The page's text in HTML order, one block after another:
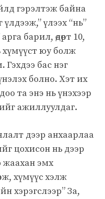
гэрэлтэж байна
үлээх “нь”
барил, өдөрт 10,
хүмүүст юу болж
Гэхдээ бас нэг
болно. Хэт их
та энэ нь үнэхээр
ажиллуулдаг.
дээр анхаарлаа
цохисон нь дээр
жаахан эмх
хүмүүс хэлж
хэрэгслээр” За,